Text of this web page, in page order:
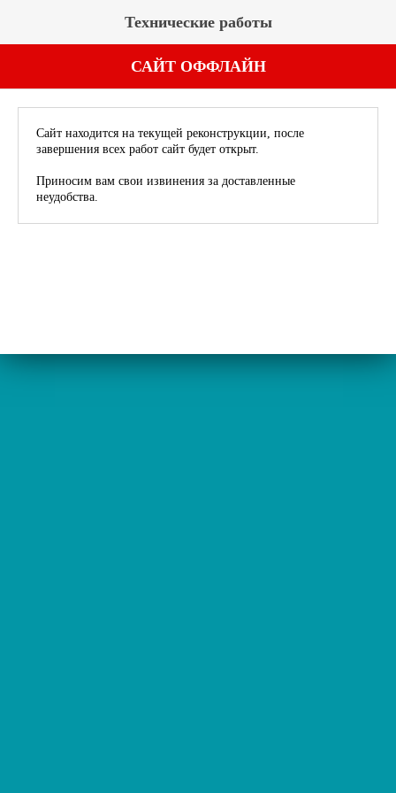
Технические работы
САЙТ ОФФЛАЙН
Сайт находится на текущей реконструкции, после
завершения всех работ сайт будет открыт.
Приносим вам свои извинения за доставленные
неудобства.